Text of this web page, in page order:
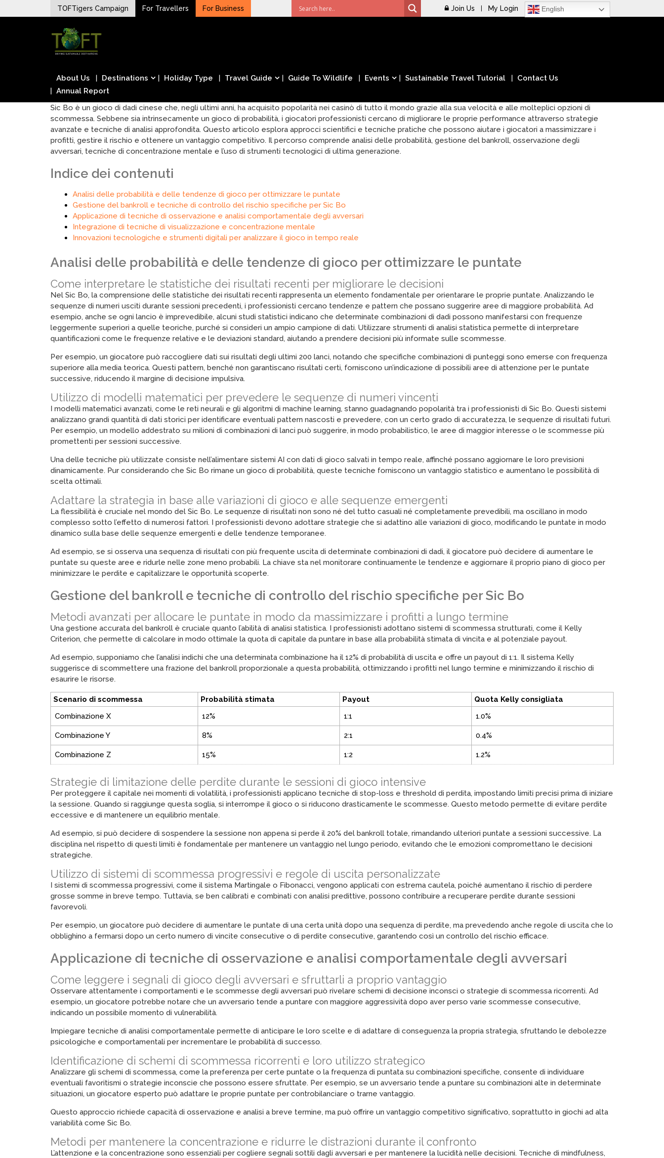
to
TOFTigers Campaign For Travellers For Business Join Us My Login English
TOFTigers
Sustaining our world
About Us Destinations Holiday Type Travel Guide Guide To Wildlife Events Sustainable Travel Tutorial
Contact Us
Annual Report
Sic Bo è un gioco di dadi cinese che, negli ultimi anni, ha acquisito popolarità nei casinò di tutto il mondo grazie alla sua velocità e alle molteplici opzioni di
scommessa. Sebbene sia intrinsecamente un gioco di probabilità, i giocatori professionisti cercano di migliorare le proprie performance attraverso strategie
avanzate e tecniche di analisi approfondita. Questo articolo esplora approcci scientifici e tecniche pratiche che possono aiutare i giocatori a massimizzare i
profitti, gestire il rischio e ottenere un vantaggio competitivo. Il percorso comprende analisi delle probabilità, gestione del bankroll, osservazione degli
avversari, tecniche di concentrazione mentale e l’uso di strumenti tecnologici di ultima generazione.
Indice dei contenuti
Analisi delle probabilità e delle tendenze di gioco per ottimizzare le puntate
Gestione del bankroll e tecniche di controllo del rischio specifiche per Sic Bo
Applicazione di tecniche di osservazione e analisi comportamentale degli avversari
Integrazione di tecniche di visualizzazione e concentrazione mentale
Innovazioni tecnologiche e strumenti digitali per analizzare il gioco in tempo reale
Analisi delle probabilità e delle tendenze di gioco per ottimizzare le puntate
Come interpretare le statistiche dei risultati recenti per migliorare le decisioni
Nel Sic Bo, la comprensione delle statistiche dei risultati recenti rappresenta un elemento fondamentale per orientarare le proprie puntate. Analizzando le
sequenze di numeri usciti durante sessioni precedenti, i professionisti cercano tendenze e pattern che possano suggerire aree di maggiore probabilità. Ad
esempio, anche se ogni lancio è imprevedibile, alcuni studi statistici indicano che determinate combinazioni di dadi possono manifestarsi con frequenze
leggermente superiori a quelle teoriche, purché si consideri un ampio campione di dati. Utilizzare strumenti di analisi statistica permette di interpretare
quantificazioni come le frequenze relative e le deviazioni standard, aiutando a prendere decisioni più informate sulle scommesse.
Per esempio, un giocatore può raccogliere dati sui risultati degli ultimi 200 lanci, notando che specifiche combinazioni di punteggi sono emerse con frequenza
superiore alla media teorica. Questi pattern, benché non garantiscano risultati certi, forniscono un’indicazione di possibili aree di attenzione per le puntate
successive, riducendo il margine di decisione impulsiva.
Utilizzo di modelli matematici per prevedere le sequenze di numeri vincenti
I modelli matematici avanzati, come le reti neurali e gli algoritmi di machine learning, stanno guadagnando popolarità tra i professionisti di Sic Bo. Questi sistemi
analizzano grandi quantità di dati storici per identificare eventuali pattern nascosti e prevedere, con un certo grado di accuratezza, le sequenze di risultati futuri.
Per esempio, un modello addestrato su milioni di combinazioni di lanci può suggerire, in modo probabilistico, le aree di maggior interesse o le scommesse più
promettenti per sessioni successive.
Una delle tecniche più utilizzate consiste nell’alimentare sistemi AI con dati di gioco salvati in tempo reale, affinché possano aggiornare le loro previsioni
dinamicamente. Pur considerando che Sic Bo rimane un gioco di probabilità, queste tecniche forniscono un vantaggio statistico e aumentano le possibilità di
scelta ottimali.
Adattare la strategia in base alle variazioni di gioco e alle sequenze emergenti
La flessibilità è cruciale nel mondo del Sic Bo. Le sequenze di risultati non sono né del tutto casuali né completamente prevedibili, ma oscillano in modo
complesso sotto l’effetto di numerosi fattori. I professionisti devono adottare strategie che si adattino alle variazioni di gioco, modificando le puntate in modo
dinamico sulla base delle sequenze emergenti e delle tendenze temporanee.
Ad esempio, se si osserva una sequenza di risultati con più frequente uscita di determinate combinazioni di dadi, il giocatore può decidere di aumentare le
puntate su queste aree e ridurle nelle zone meno probabili. La chiave sta nel monitorare continuamente le tendenze e aggiornare il proprio piano di gioco per
minimizzare le perdite e capitalizzare le opportunità scoperte.
Gestione del bankroll e tecniche di controllo del rischio specifiche per Sic Bo
Metodi avanzati per allocare le puntate in modo da massimizzare i profitti a lungo termine
Una gestione accurata del bankroll è cruciale quanto l’abilità di analisi statistica. I professionisti adottano sistemi di scommessa strutturati, come il Kelly
Criterion, che permette di calcolare in modo ottimale la quota di capitale da puntare in base alla probabilità stimata di vincita e al potenziale payout.
Ad esempio, supponiamo che l’analisi indichi che una determinata combinazione ha il 12% di probabilità di uscita e offre un payout di 1:1. Il sistema Kelly
suggerisce di scommettere una frazione del bankroll proporzionale a questa probabilità, ottimizzando i profitti nel lungo termine e minimizzando il rischio di
esaurire le risorse.
Scenario di scommessa Probabilità stimata Payout
Quota Kelly consigliata
Combinazione X
12% 1:1 1.0%
Combinazione Y 8% 2:1 0.4%
Combinazione Z 15% 1:2 1.2%
Strategie di limitazione delle perdite durante le sessioni di gioco intensive
Per proteggere il capitale nei momenti di volatilità, i professionisti applicano tecniche di stop-loss e threshold di perdita, impostando limiti precisi prima di iniziare
la sessione. Quando si raggiunge questa soglia, si interrompe il gioco o si riducono drasticamente le scommesse. Questo metodo permette di evitare perdite
eccessive e di mantenere un equilibrio mentale.
Ad esempio, si può decidere di sospendere la sessione non appena si perde il 20% del bankroll totale, rimandando ulteriori puntate a sessioni successive. La
disciplina nel rispetto di questi limiti è fondamentale per mantenere un vantaggio nel lungo periodo, evitando che le emozioni compromettano le decisioni
strategiche.
Utilizzo di sistemi di scommessa progressivi e regole di uscita personalizzate
I sistemi di scommessa progressivi, come il sistema Martingale o Fibonacci, vengono applicati con estrema cautela, poiché aumentano il rischio di perdere
grosse somme in breve tempo. Tuttavia, se ben calibrati e combinati con analisi predittive, possono contribuire a recuperare perdite durante sessioni
favorevoli.
Per esempio, un giocatore può decidere di aumentare le puntate di una certa unità dopo una sequenza di perdite, ma prevedendo anche regole di uscita che lo
obblighino a fermarsi dopo un certo numero di vincite consecutive o di perdite consecutive, garantendo così un controllo del rischio efficace.
Applicazione di tecniche di osservazione e analisi comportamentale degli avversari
Come leggere i segnali di gioco degli avversari e sfruttarli a proprio vantaggio
Osservare attentamente i comportamenti e le scommesse degli avversari può rivelare schemi di decisione inconsci o strategie di scommessa ricorrenti. Ad
esempio, un giocatore potrebbe notare che un avversario tende a puntare con maggiore aggressività dopo aver perso varie scommesse consecutive,
indicando un possibile momento di vulnerabilità.
Impiegare tecniche di analisi comportamentale permette di anticipare le loro scelte e di adattare di conseguenza la propria strategia, sfruttando le debolezze
psicologiche e comportamentali per incrementare le probabilità di successo.
Identificazione di schemi di scommessa ricorrenti e loro utilizzo strategico
Analizzare gli schemi di scommessa, come la preferenza per certe puntate o la frequenza di puntata su combinazioni specifiche, consente di individuare
eventuali favoritismi o strategie inconscie che possono essere sfruttate. Per esempio, se un avversario tende a puntare su combinazioni alte in determinate
situazioni, un giocatore esperto può adattare le proprie puntate per controbilanciare o trarne vantaggio.
Questo approccio richiede capacità di osservazione e analisi a breve termine, ma può offrire un vantaggio competitivo significativo, soprattutto in giochi ad alta
variabilità come Sic Bo.
Metodi per mantenere la concentrazione e ridurre le distrazioni durante il confronto
L’attenzione e la concentrazione sono essenziali per cogliere segnali sottili dagli avversari e per mantenere la lucidità nelle decisioni. Tecniche di mindfulness,